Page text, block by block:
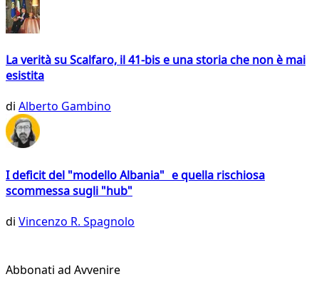
La verità su Scalfaro, il 41-bis e una storia che non è mai
esistita
di Alberto Gambino
I deficit del "modello Albania" e quella rischiosa
scommessa sugli "hub"
di Vincenzo R. Spagnolo
Abbonati ad Avvenire